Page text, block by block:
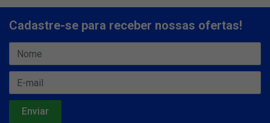
Cadastre-se para receber nossas ofertas!